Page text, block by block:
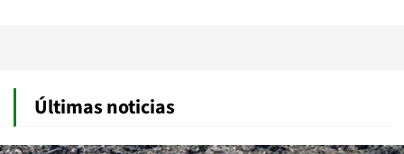
Últimas noticias